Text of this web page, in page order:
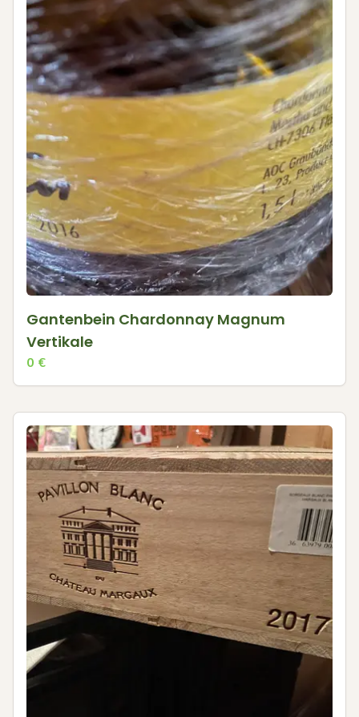
Gantenbein Chardonnay Magnum
Vertikale
0 €